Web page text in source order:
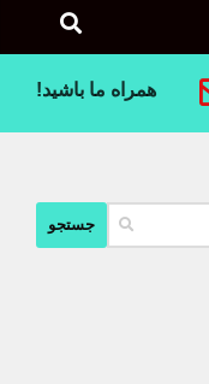
همراه ما باشید!